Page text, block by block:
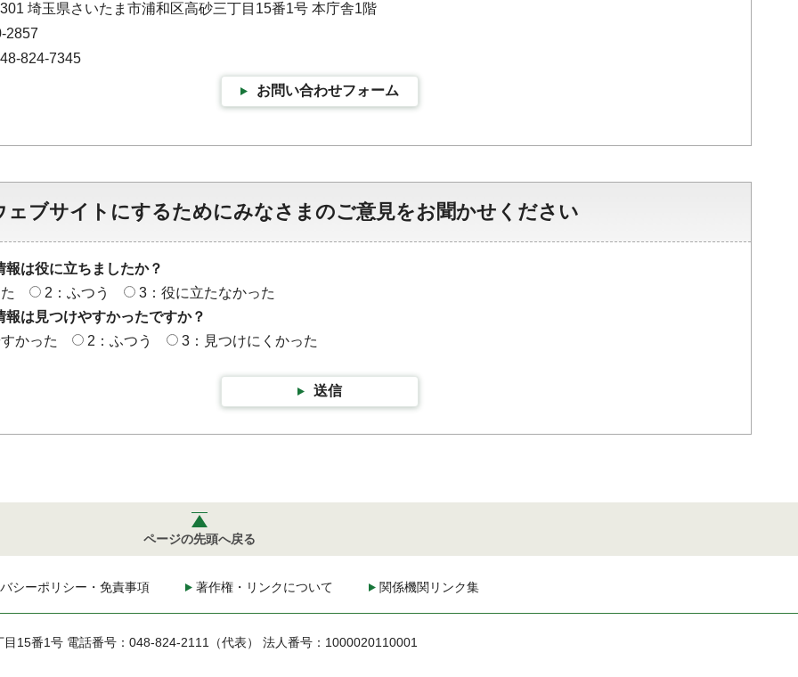
埼玉県さいたま市浦和区高砂三丁目15番1号 本庁舎1階
2857
824-7345
お問い合わせフォーム
ェブサイトにするためにみなさまのご意見をお聞かせください
報は役に立ちましたか？
2：ふつう
3：役に立たなかった
報は見つけやすかったですか？
かった
2：ふつう 3：見つけにくかった
送信
ページの先頭へ戻る
シーポリシー・免責事項 著作権・リンクについて 関係機関リンク集
目15番1号 電話番号：048-824-2111（代表） 法人番号：1000020110001